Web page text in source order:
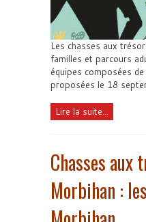
Les chasses aux
familles et parcours
équipes composées
proposées le 18
Lire la suite...
Chasses aux
Morbihan :